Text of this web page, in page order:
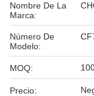
Nombre De La
Marca:
Número De
Modelo:
MOQ:
Precio: